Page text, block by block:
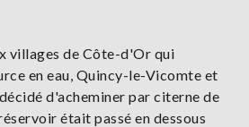
villages de Côte-d'Or qui
en eau, Quincy-le-Vicomte et
d'acheminer par citerne de
était passé en dessous